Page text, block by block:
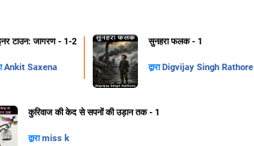
टाउन: जागरण - 1-2
Ankit Saxena
सुनहरा फलक - 1
द्वारा Digvijay Singh Rathore
कुरिवाज की केद से सपनों की उड़ान तक - 1
द्वाराmiss k